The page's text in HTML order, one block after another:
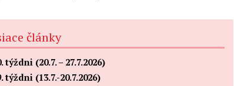
články
(20.7. – 27.7.2026)
(13.7.-20.7.2026)